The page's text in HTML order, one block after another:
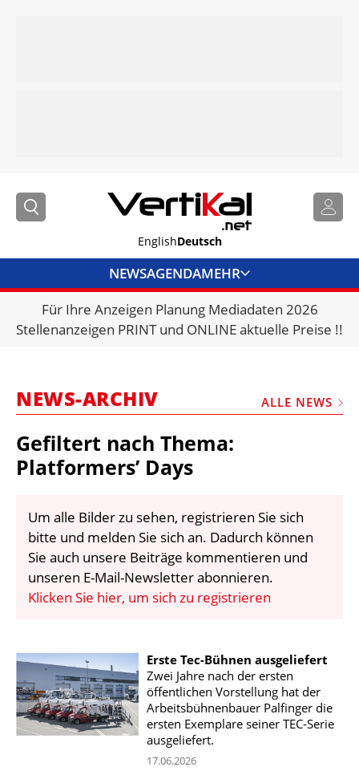
EnglishDeutsch
NEWSAGENDAMEHR
BRANCHENLINKS
VERMIETER
MARKTPLATZ
VIDEOS
KRAN & BÜHNE
MEDIADATEN
WÄHRUNGSRECHNER
EINHEITENKONVERTER
Für Ihre Anzeigen Planung Mediadaten 2026
Stellenanzeigen PRINT und ONLINE aktuelle Preise !!
NEWS-ARCHIV ALLE NEWS
Gefiltert nach Thema:
Platformers’ Days
Um alle Bilder zu sehen, registrieren Sie sich
bitte und melden Sie sich an. Dadurch können
Sie auch unsere Beiträge kommentieren und
unseren E-Mail-Newsletter abonnieren.
Klicken Sie hier, um sich zu registrieren
Erste Tec-Bühnen ausgeliefert
Zwei Jahre nach der ersten
öffentlichen Vorstellung hat der
Arbeitsbühnenbauer Palfinger die
ersten Exemplare seiner TEC-Serie
ausgeliefert.
17.06.2026